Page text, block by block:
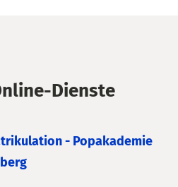
Dienste
- Popakademie